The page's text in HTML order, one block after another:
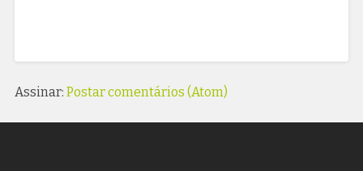
Assinar: Postar comentários (Atom)